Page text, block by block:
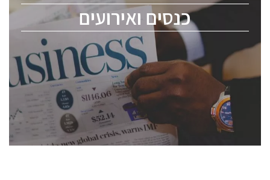
כנסים ואירועים
ChipEx2026 will be held on May 12-13, 2026. The
conference is intended for everyone involved in the
semiconductor industry, including engineers,
professional experts, and senior executives.
לחץ לפרטים